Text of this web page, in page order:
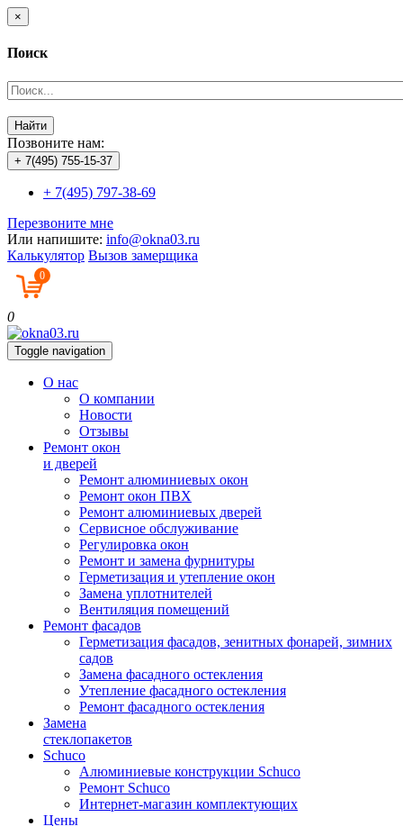
×
Поиск
Найти
Позвоните нам:
+ 7(495) 755-15-37
+ 7(495) 797-38-69
Перезвоните мне
Или напишите: info@okna03.ru
Калькулятор Вызов замерщика
0
0
Toggle navigation
О нас
О компании
Новости
Отзывы
Ремонт окон
и дверей
Ремонт алюминиевых окон
Ремонт окон ПВХ
Ремонт алюминиевых дверей
Сервисное обслуживание
Регулировка окон
Ремонт и замена фурнитуры
Герметизация и утепление окон
Замена уплотнителей
Вентиляция помещений
Ремонт фасадов
Герметизация фасадов, зенитных фонарей, зимних
садов
Замена фасадного остекления
Утепление фасадного остекления
Ремонт фасадного остекления
Замена
стеклопакетов
Schuco
Алюминиевые конструкции Schuco
Ремонт Schuco
Интернет-магазин комплектующих
Цены